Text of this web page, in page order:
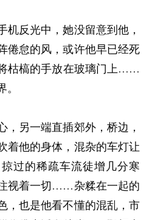
机反光中，她没留意到他，
倦怠的风，或许他早已经死
枯槁的手放在玻璃门上……
，另一端直插郊外，桥边，
着他的身体，混杂的车灯让
过的稀疏车流徒增几分寒
视着一切……杂糅在一起的
，也是他看不懂的混乱，市